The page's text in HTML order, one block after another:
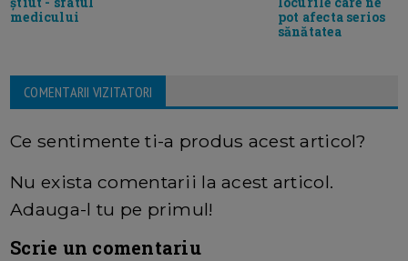
medicului
pot afecta serios
sănătatea
COMENTARII VIZITATORI
Ce sentimente ti-a produs acest articol?
Nu exista comentarii la acest articol.
Adauga-l tu pe primul!
Scrie un comentariu